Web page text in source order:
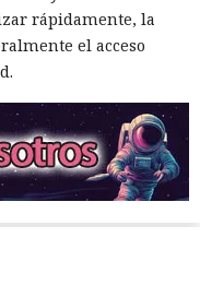
rápidamente, la
el acceso